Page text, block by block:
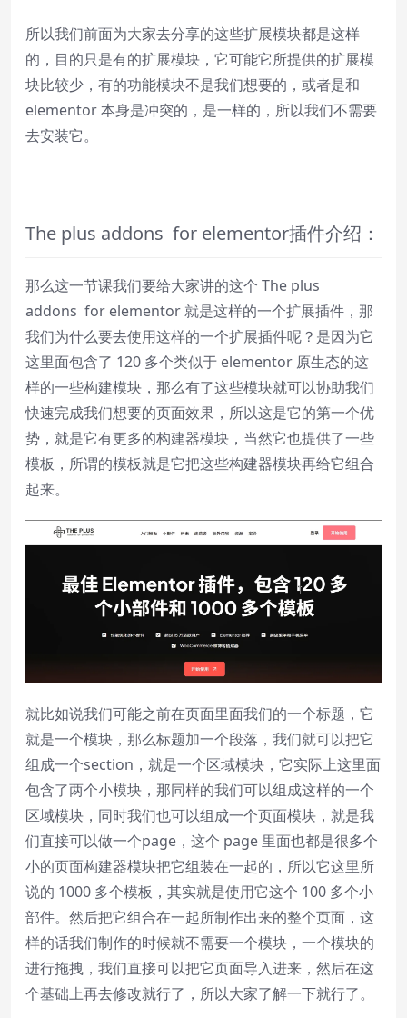
所以我们前面为大家去分享的这些扩展模块都是这样
的，目的只是有的扩展模块，它可能它所提供的扩展模
块比较少，有的功能模块不是我们想要的，或者是和
elementor 本身是冲突的，是一样的，所以我们不需要
去安装它。
The plus addons for elementor插件介绍：
那么这一节课我们要给大家讲的这个 The plus
addons for elementor 就是这样的一个扩展插件，那
我们为什么要去使用这样的一个扩展插件呢？是因为它
这里面包含了 120 多个类似于 elementor 原生态的这
样的一些构建模块，那么有了这些模块就可以协助我们
快速完成我们想要的页面效果，所以这是它的第一个优
势，就是它有更多的构建器模块，当然它也提供了一些
模板，所谓的模板就是它把这些构建器模块再给它组合
起来。
就比如说我们可能之前在页面里面我们的一个标题，它
就是一个模块，那么标题加一个段落，我们就可以把它
组成一个section，就是一个区域模块，它实际上这里面
包含了两个小模块，那同样的我们可以组成这样的一个
区域模块，同时我们也可以组成一个页面模块，就是我
们直接可以做一个page，这个 page 里面也都是很多个
小的页面构建器模块把它组装在一起的，所以它这里所
说的 1000 多个模板，其实就是使用它这个 100 多个小
部件。然后把它组合在一起所制作出来的整个页面，这
样的话我们制作的时候就不需要一个模块，一个模块的
进行拖拽，我们直接可以把它页面导入进来，然后在这
个基础上再去修改就行了，所以大家了解一下就行了。